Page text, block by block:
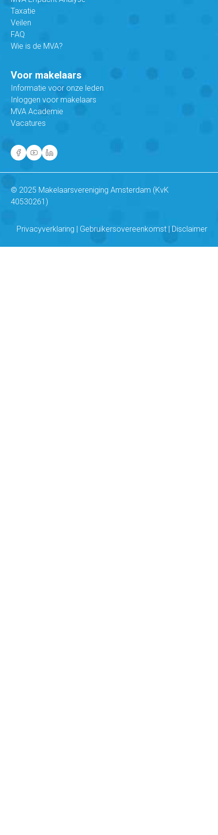
Taxatie
Veilen
FAQ
Wie is de MVA?
Voor makelaars
Informatie voor onze leden
Inloggen voor makelaars
MVA Academie
Vacatures
© 2025 Makelaarsvereniging Amsterdam (KvK
40530261)
Privacyverklaring Gebruikersovereenkomst Disclaimer